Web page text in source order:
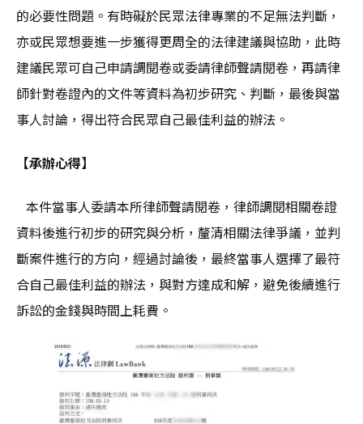
的必要性問題。有時礙於民眾法律專業的不足無法判斷，
亦或民眾想要進一步獲得更周全的法律建議與協助，此時
建議民眾可自己申請調閱卷或委請律師聲請閱卷，再請律
師針對卷證內的文件等資料為初步研究、判斷，最後與當
事人討論，得出符合民眾自己最佳利益的辦法。
【承辦心得】
本件當事人委請本所律師聲請閱卷，律師調閱相關卷證
資料後進行初步的研究與分析，釐清相關法律爭議，並判
斷案件進行的方向，經過討論後，最終當事人選擇了最符
合自己最佳利益的辦法，與對方達成和解，避免後續進行
訴訟的金錢與時間上耗費。